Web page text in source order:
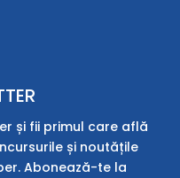
și fii primul care află
și noutățile
Abonează-te la